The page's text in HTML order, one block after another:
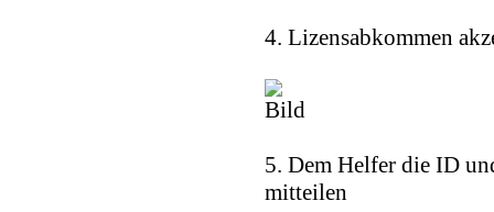
4. Lizensabkommen
5. Dem Helfer die ID
mitteilen